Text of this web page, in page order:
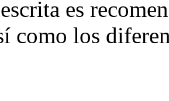
es
como los